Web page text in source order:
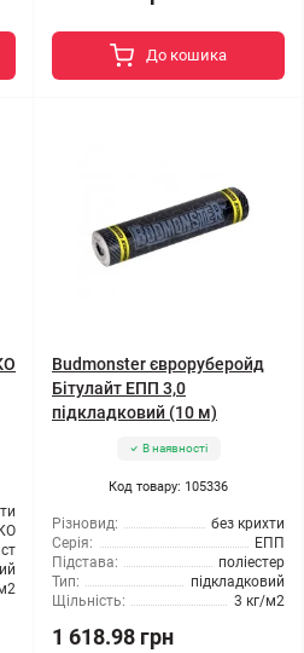
До кошика
Budmonster євроруберойд
Бітулайт ЕПП 3,0
підкладковий (10 м)
В наявності
Код товару: 105336
Різновид:
без крихти
Серія:
ЕПП
Підстава:
поліестер
Тип:
підкладковий
Щільність:
3 кг/м2
1 618.98 грн